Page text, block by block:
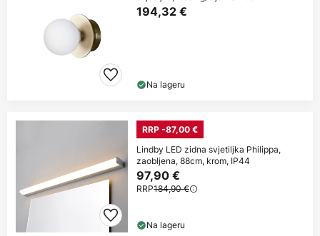
194,32 €
Na lageru
RRP -87,00 €
Lindby LED zidna svjetiljka Philippa,
zaobljena, 88cm, krom, IP44
97,90 €
RRP184,90 €
Na lageru